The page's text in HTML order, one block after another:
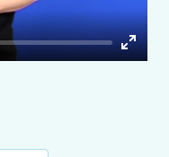
Enter